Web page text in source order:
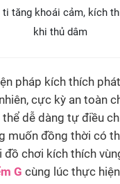
ti tăng khoái cảm, kích
khi thủ dâm
pháp kích thích
cực kỳ an toàn
thể dễ dàng tự điều
muốn đồng thời có
đồ chơi kích thích
G cùng lúc thực